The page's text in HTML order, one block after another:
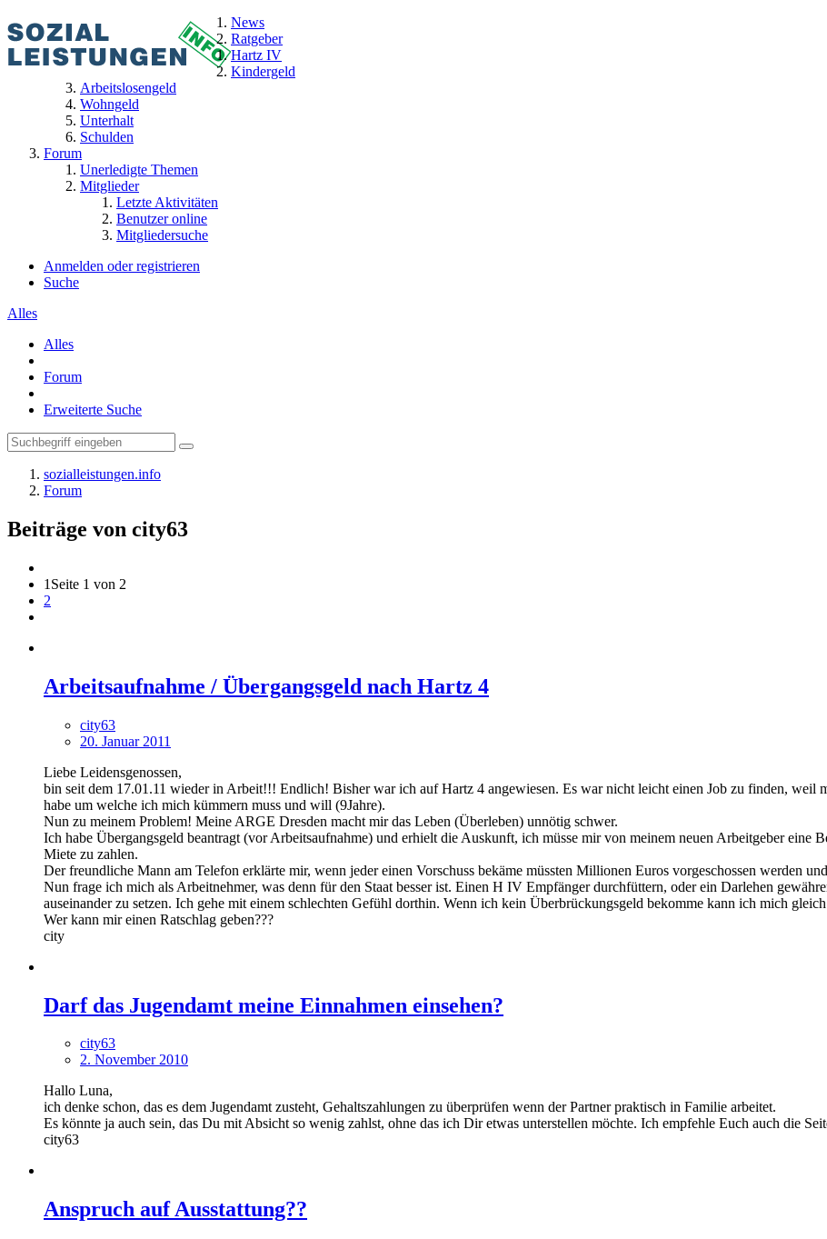
News
Ratgeber
Hartz IV
Kindergeld
Arbeitslosengeld
Wohngeld
Unterhalt
Schulden
Forum
Unerledigte Themen
Mitglieder
Letzte Aktivitäten
Benutzer online
Mitgliedersuche
Anmelden oder registrieren
Suche
Alles
Alles
Forum
Erweiterte Suche
sozialleistungen.info
Forum
Beiträge von city63
1 Seite 1 von 2
2
Arbeitsaufnahme / Übergangsgeld nach Hartz 4
city63
20. Januar 2011
Liebe Leidensgenossen,
bin seit dem 17.01.11 wieder in Arbeit!!! Endlich! Bisher war ich auf Hartz 4 angewiesen. Es war nicht leicht einen Job zu finden, weil
habe um welche ich mich kümmern muss und will (9Jahre).
Nun zu meinem Problem! Meine ARGE Dresden macht mir das Leben (Überleben) unnötig schwer.
Ich habe Übergangsgeld beantragt (vor Arbeitsaufnahme) und erhielt die Auskunft, ich müsse mir von meinem neuen Arbeitgeber eine
Miete zu zahlen.
Der freundliche Mann am Telefon erklärte mir, wenn jeder einen Vorschuss bekäme müssten Millionen Euros vorgeschossen werden
Nun frage ich mich als Arbeitnehmer, was denn für den Staat besser ist. Einen H IV Empfänger durchfüttern, oder ein Darlehen
auseinander zu setzen. Ich gehe mit einem schlechten Gefühl dorthin. Wenn ich kein Überbrückungsgeld bekomme kann ich mich
Wer kann mir einen Ratschlag geben???
city
Darf das Jugendamt meine Einnahmen einsehen?
city63
2. November 2010
Hallo Luna,
ich denke schon, das es dem Jugendamt zusteht, Gehaltszahlungen zu überprüfen wenn der Partner praktisch in Familie arbeitet.
Es könnte ja auch sein, das Du mit Absicht so wenig zahlst, ohne das ich Dir etwas unterstellen möchte. Ich empfehle Euch auch die
city63
Anspruch auf Ausstattung??